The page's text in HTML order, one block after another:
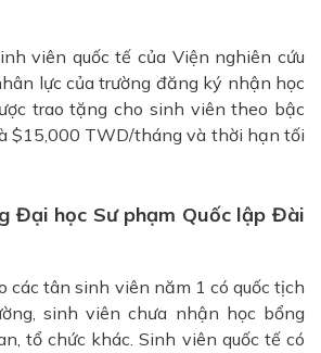
viên quốc tế của Viện nghiên cứu
lực của trường đăng ký nhận học
trao tặng cho sinh viên theo bậc
$15,000 TWD/tháng và thời hạn tối
Đại học Sư phạm Quốc lập Đài
các tân sinh viên năm 1 có quốc tịch
sinh viên chưa nhận học bổng
tổ chức khác. Sinh viên quốc tế có